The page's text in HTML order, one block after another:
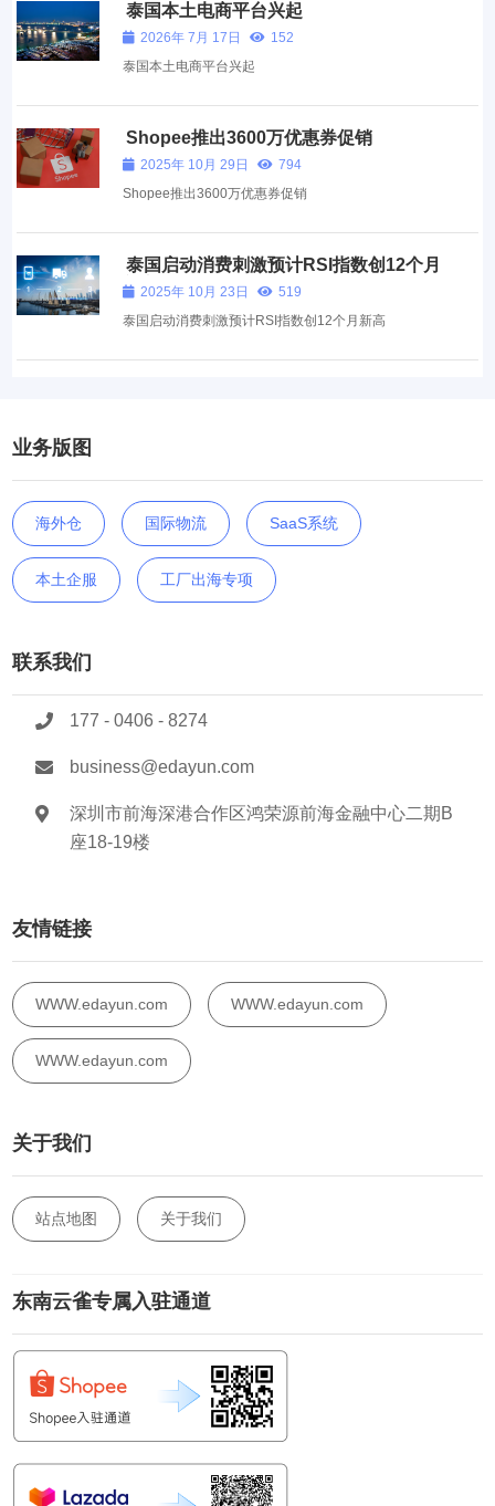
泰国本土电商平台兴起
2026年 7月 17日
152
泰国本土电商平台兴起
Shopee推出3600万优惠券促销
2025年 10月 29日
794
Shopee推出3600万优惠券促销
泰国启动消费刺激预计RSI指数创12个月
新高2025年 10月 23日
519
泰国启动消费刺激预计RSI指数创12个月新高
业务版图
海外仓 国际物流 SaaS系统
本土企服 工厂出海专项
联系我们
177 - 0406 - 8274
business@edayun.com
深圳市前海深港合作区鸿荣源前海金融中心二期B
座18-19楼
友情链接
WWW.edayun.com WWW.edayun.com
WWW.edayun.com
关于我们
站点地图 关于我们
东南云雀专属入驻通道